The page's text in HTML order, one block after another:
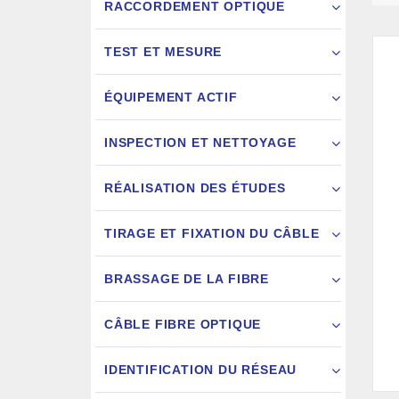
RACCORDEMENT OPTIQUE
TEST ET MESURE
ÉQUIPEMENT ACTIF
INSPECTION ET NETTOYAGE
RÉALISATION DES ÉTUDES
TIRAGE ET FIXATION DU CÂBLE
BRASSAGE DE LA FIBRE
CÂBLE FIBRE OPTIQUE
IDENTIFICATION DU RÉSEAU